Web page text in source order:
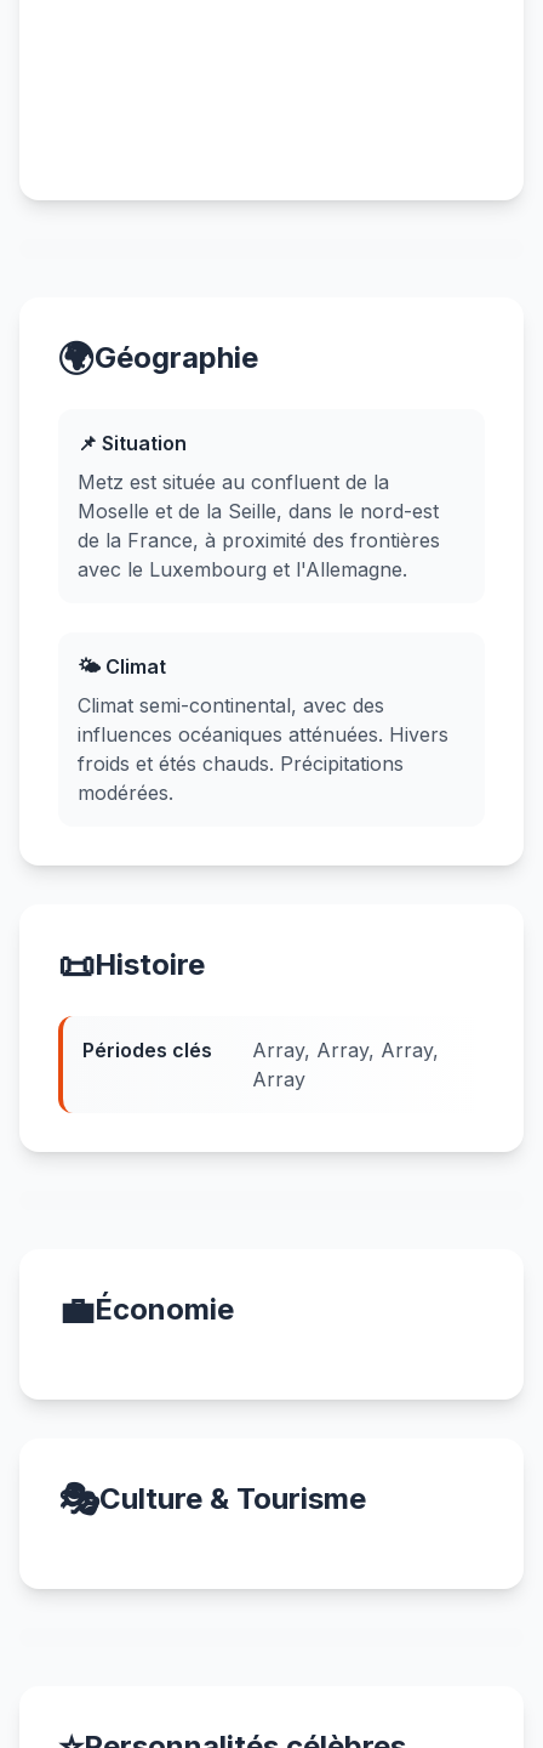
🌍Géographie
📌 Situation
Metz est située au confluent de la
Moselle et de la Seille, dans le nord-est
de la France, à proximité des frontières
avec le Luxembourg et l'Allemagne.
🌤️ Climat
Climat semi-continental, avec des
influences océaniques atténuées. Hivers
froids et étés chauds. Précipitations
modérées.
📜Histoire
Périodes clés
Array, Array, Array,
Array
💼Économie
🎭Culture & Tourisme